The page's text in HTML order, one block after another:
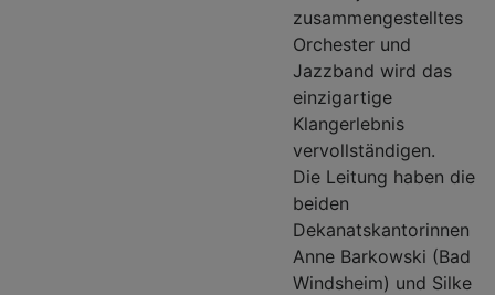
zusammengestelltes
Orchester und
Jazzband wird das
einzigartige
Klangerlebnis
vervollständigen.
Die Leitung haben die
beiden
Dekanatskantorinnen
Anne Barkowski (Bad
Windsheim) und Silke